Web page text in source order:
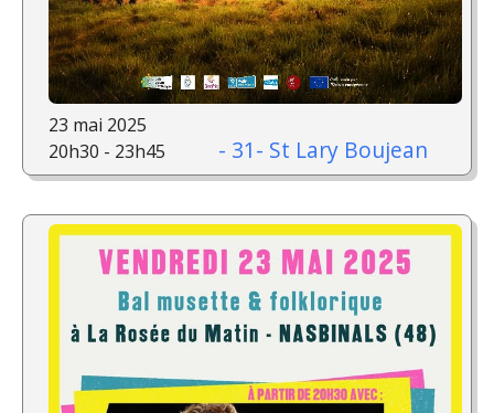
23 mai 2025
20h30 - 23h45
- 31- St Lary Boujean